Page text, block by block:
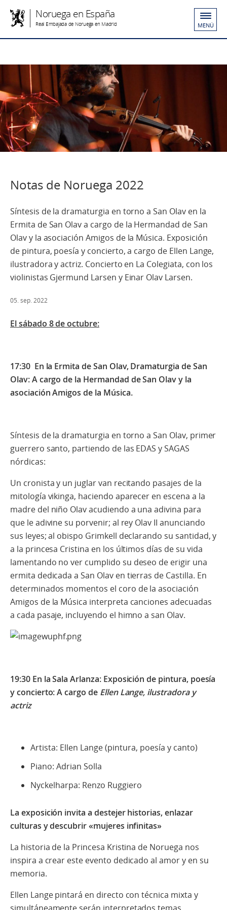
Noruega en España
Real Embajada de Noruega en Madrid MENÚ
Notas de Noruega 2022
Síntesis de la dramaturgia en torno a San Olav en la
Ermita de San Olav a cargo de la Hermandad de San
Olav y la asociación Amigos de la Música. Exposición
de pintura, poesía y concierto, a cargo de Ellen Lange,
ilustradora y actriz. Concierto en La Colegiata, con los
violinistas Gjermund Larsen y Einar Olav Larsen.
05. sep. 2022
El sábado 8 de octubre:
17:30 En la Ermita de San Olav, Dramaturgia de San
Olav: A cargo de la Hermandad de San Olav y la
asociación Amigos de la Música.
Síntesis de la dramaturgia en torno a San Olav, primer
guerrero santo, partiendo de las EDAS y SAGAS
nórdicas:
Un cronista y un juglar van recitando pasajes de la
mitología vikinga, haciendo aparecer en escena a la
madre del niño Olav acudiendo a una adivina para
que le adivine su porvenir; al rey Olav II anunciando
sus leyes; al obispo Grimkell declarando su santidad, y
a la princesa Cristina en los últimos días de su vida
lamentando no ver cumplido su deseo de erigir una
ermita dedicada a San Olav en tierras de Castilla. En
determinados momentos el coro de la asociación
Amigos de la Música interpreta canciones adecuadas
a cada pasaje, incluyendo el himno a san Olav.
19:30 En la Sala Arlanza: Exposición de pintura, poesía
y concierto: A cargo de Ellen Lange, ilustradora y
actriz
Artista: Ellen Lange (pintura, poesía y canto)
Piano: Adrian Solla
Nyckelharpa: Renzo Ruggiero
La exposición invita a destejer historias, enlazar
culturas y descubrir «mujeres infinitas»
La historia de la Princesa Kristina de Noruega nos
inspira a crear este evento dedicado al amor y en su
memoria.
Ellen Lange pintará en directo con técnica mixta y